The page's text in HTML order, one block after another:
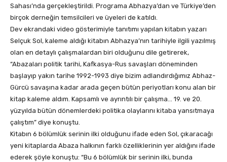
Sahası’nda gerçekleştirildi. Programa Abhazya’dan ve Türkiye’den
birçok derneğin temsilcileri ve üyeleri de katıldı.
Dev ekrandaki video gösterimiyle tanıtımı yapılan kitabın yazarı
Selçuk Sol, kaleme aldığı kitabın Abhazya’nın tarihiyle ilgili yazılmış
olan en detaylı çalışmalardan biri olduğunu dile getirerek,
“Abazaları politik tarihi, Kafkasya-Rus savaşları döneminden
başlayıp yakın tarihe 1992-1993 diye bizim adlandırdığımız Abhaz-
Gürcü savaşına kadar arada geçen bütün periyotları konu alan bir
kitap kaleme aldım. Kapsamlı ve ayrıntılı bir çalışma… 19. ve 20.
yüzyılda bütün dönemlerdeki politika olaylarını kitaba yansıtmaya
çalıştım” diye konuştu.
Kitabın 6 bölümlük serinin ilki olduğunu ifade eden Sol, çıkaracağı
yeni kitaplarda Abaza halkının farklı özelliklerinin yer aldığını ifade
ederek şöyle konuştu: “Bu 6 bölümlük bir serinin ilki, bunda